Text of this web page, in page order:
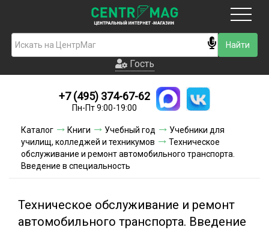
Гость
Новинки
Условия доставки
Условия оплаты
Акции и скидки
Гость
+7 (495) 374-67-62
Пн-Пт 9:00-19:00
Каталог Книги Учебный год
Учебники для
училищ, колледжей и техникумов
Техническое
обслуживание и ремонт автомобильного транспорта.
Введение в специальность
Техническое обслуживание и ремонт
автомобильного транспорта. Введение